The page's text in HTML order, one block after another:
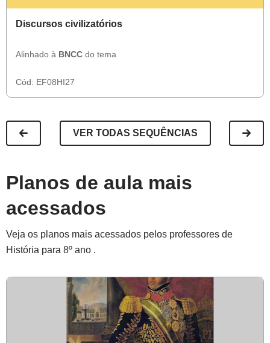
Discursos civilizatórios
Alinhado à BNCC do tema
Cód: EF08HI27
VER TODAS SEQUÊNCIAS
Planos de aula mais
acessados
Veja os planos mais acessados pelos professores de
História para 8º ano .